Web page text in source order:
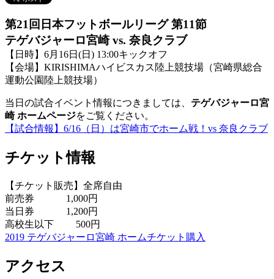
第21回日本フットボールリーグ 第11節
テゲバジャーロ宮崎 vs. 奈良クラブ
【日時】6月16日(日) 13:00キックオフ
【会場】KIRISHIMAハイビスカス陸上競技場（宮崎県総合
運動公園陸上競技場）
当日の試合イベント情報につきましては、 テゲバジャーロ宮
崎 ホームページをご覧ください。
【試合情報】6/16（日）は宮崎市でホーム戦！vs 奈良クラブ
チケット情報
【チケット販売】全席自由
前売券 1,000円
当日券 1,200円
高校生以下 500円
2019 テゲバジャーロ宮崎 ホームチケット購入
アクセス